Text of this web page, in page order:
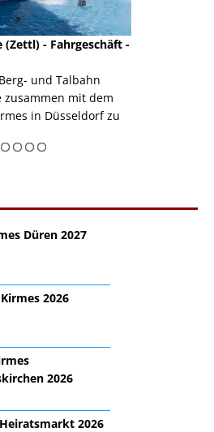
(Zettl) - Fahrgeschäft -
und Talbahn
zusammen mit dem
in Düsseldorf zu
Düren 2027
2026
2026
2026